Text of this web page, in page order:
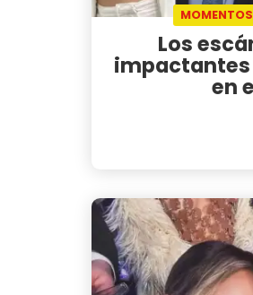
Los
impactantes
en